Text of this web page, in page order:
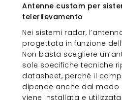
Antenne custom per
telerilevamento
Nei sistemi radar,
progettata in funzione
Non basta scegliere
sole specifiche tecniche
datasheet, perché il
dipende anche dal modo
viene installata e